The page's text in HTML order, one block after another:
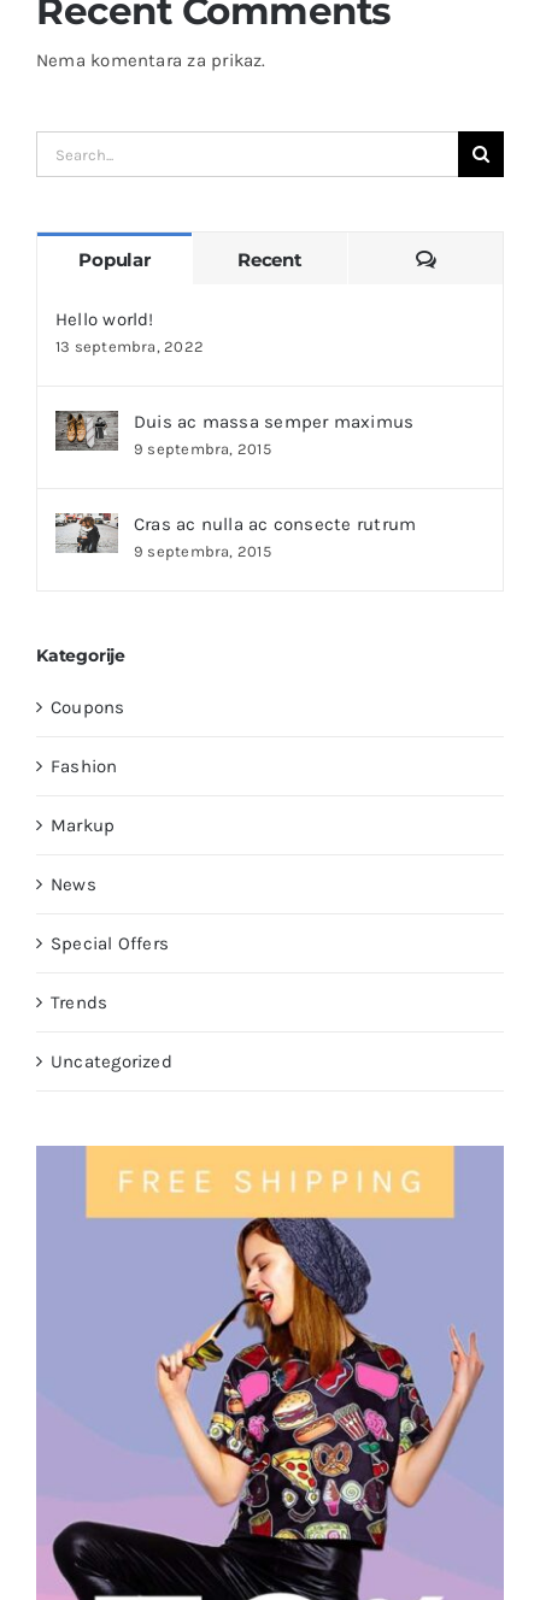
Recent Comments
Nema komentara za prikaz.
Search
for:
Popular Recent Comments
Hello world!
13 septembra, 2022
Duis ac massa semper maximus
9 septembra, 2015
Cras ac nulla ac consecte rutrum
9 septembra, 2015
Kategorije
Coupons
Fashion
Markup
News
Special Offers
Trends
Uncategorized